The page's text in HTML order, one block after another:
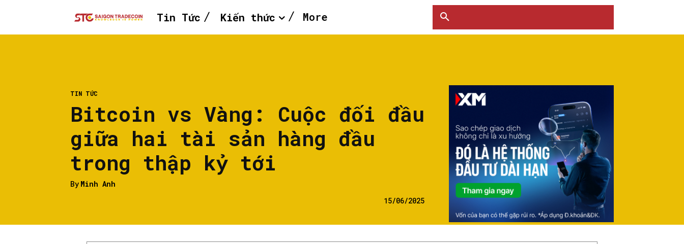
Tin Tức Kiến thức More
TIN TỨC
Bitcoin vs Vàng: Cuộc đối đầu
giữa hai tài sản hàng đầu
trong thập kỷ tới
By Minh Anh
15/06/2025